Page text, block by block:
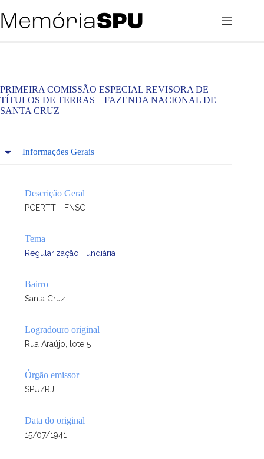
para
o
PRIMEIRA COMISSÃO ESPECIAL REVISORA DE
TÍTULOS DE TERRAS – FAZENDA NACIONAL DE
SANTA CRUZ
Informações Gerais
Descrição Geral
PCERTT - FNSC
Tema
Regularização Fundiária
Bairro
Santa Cruz
Logradouro original
Rua Araújo, lote 5
Órgão emissor
SPU/RJ
Data do original
15/07/1941